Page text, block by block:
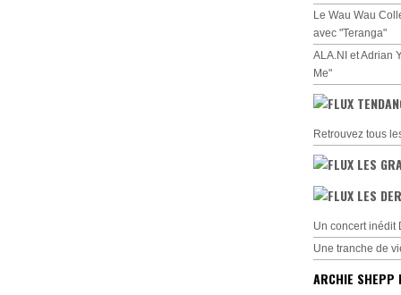
Le Wau Wau
avec "Teranga"
ALA.NI et Adrian
Me"
Retrouvez tous
LES
LES
Un concert inédit
Une tranche de
ARCHIE SHEPP